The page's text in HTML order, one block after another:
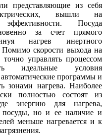
представляющие из себя
вышли на
Посуда
за счет прямого
нагрев инертного
Помимо скорости выхода на
управлять процессом
идеальные условия
программы и
зонами нагрева. Наиболее
полностью состоят из
энергию для нагрева,
посуды, но и ее наличие и
меньше нагревается и к